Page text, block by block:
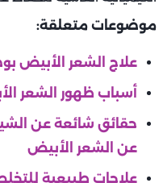
موضوعات متعلقة:
علاج الشعر الأبيض
أسباب ظهور الشعر
حقائق شائعة عن
عن الشعر الأبيض
علاجات طبيعية